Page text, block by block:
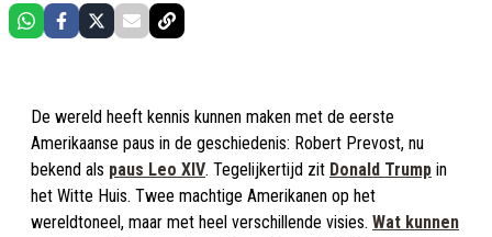
De wereld heeft kennis kunnen maken met de eerste
Amerikaanse paus in de geschiedenis: Robert Prevost, nu
bekend als paus Leo XIV. Tegelijkertijd zit Donald Trump in
het Witte Huis. Twee machtige Amerikanen op het
wereldtoneel, maar met heel verschillende visies. Wat kunnen